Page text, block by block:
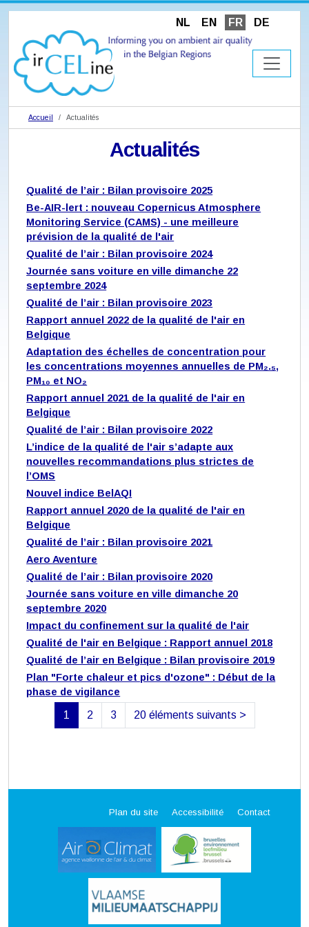
NL EN FR DE
Accueil Actualités
Actualités
Qualité de l’air : Bilan provisoire 2025
Be-AIR-lert : nouveau Copernicus Atmosphere
Monitoring Service (CAMS) - une meilleure
prévision de la qualité de l'air
Qualité de l’air : Bilan provisoire 2024
Journée sans voiture en ville dimanche 22
septembre 2024
Qualité de l’air : Bilan provisoire 2023
Rapport annuel 2022 de la qualité de l'air en
Belgique
Adaptation des échelles de concentration pour
les concentrations moyennes annuelles de PM₂.₅,
PM₁₀ et NO₂
Rapport annuel 2021 de la qualité de l'air en
Belgique
Qualité de l’air : Bilan provisoire 2022
L’indice de la qualité de l'air s’adapte aux
nouvelles recommandations plus strictes de
l’OMS
Nouvel indice BelAQI
Rapport annuel 2020 de la qualité de l'air en
Belgique
Qualité de l’air : Bilan provisoire 2021
Aero Aventure
Qualité de l’air : Bilan provisoire 2020
Journée sans voiture en ville dimanche 20
septembre 2020
Impact du confinement sur la qualité de l'air
Qualité de l'air en Belgique : Rapport annuel 2018
Qualité de l’air en Belgique : Bilan provisoire 2019
Plan "Forte chaleur et pics d'ozone" : Début de la
phase de vigilance
1 2 3 20 éléments suivants >
Plan du site Accessibilité Contact